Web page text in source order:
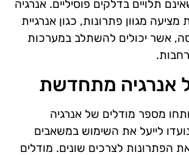
תלויים בדלקים פוסיליים. אנרגיה
מגוון פתרונות, כגון אנרגיית
אשר יכולים להשתלב במערכות
אנרגיה מתחדשת
מספר מודלים של אנרגיה
לייעל את השימוש במשאבים
הפתרונות לצרכים שונים. מודלים